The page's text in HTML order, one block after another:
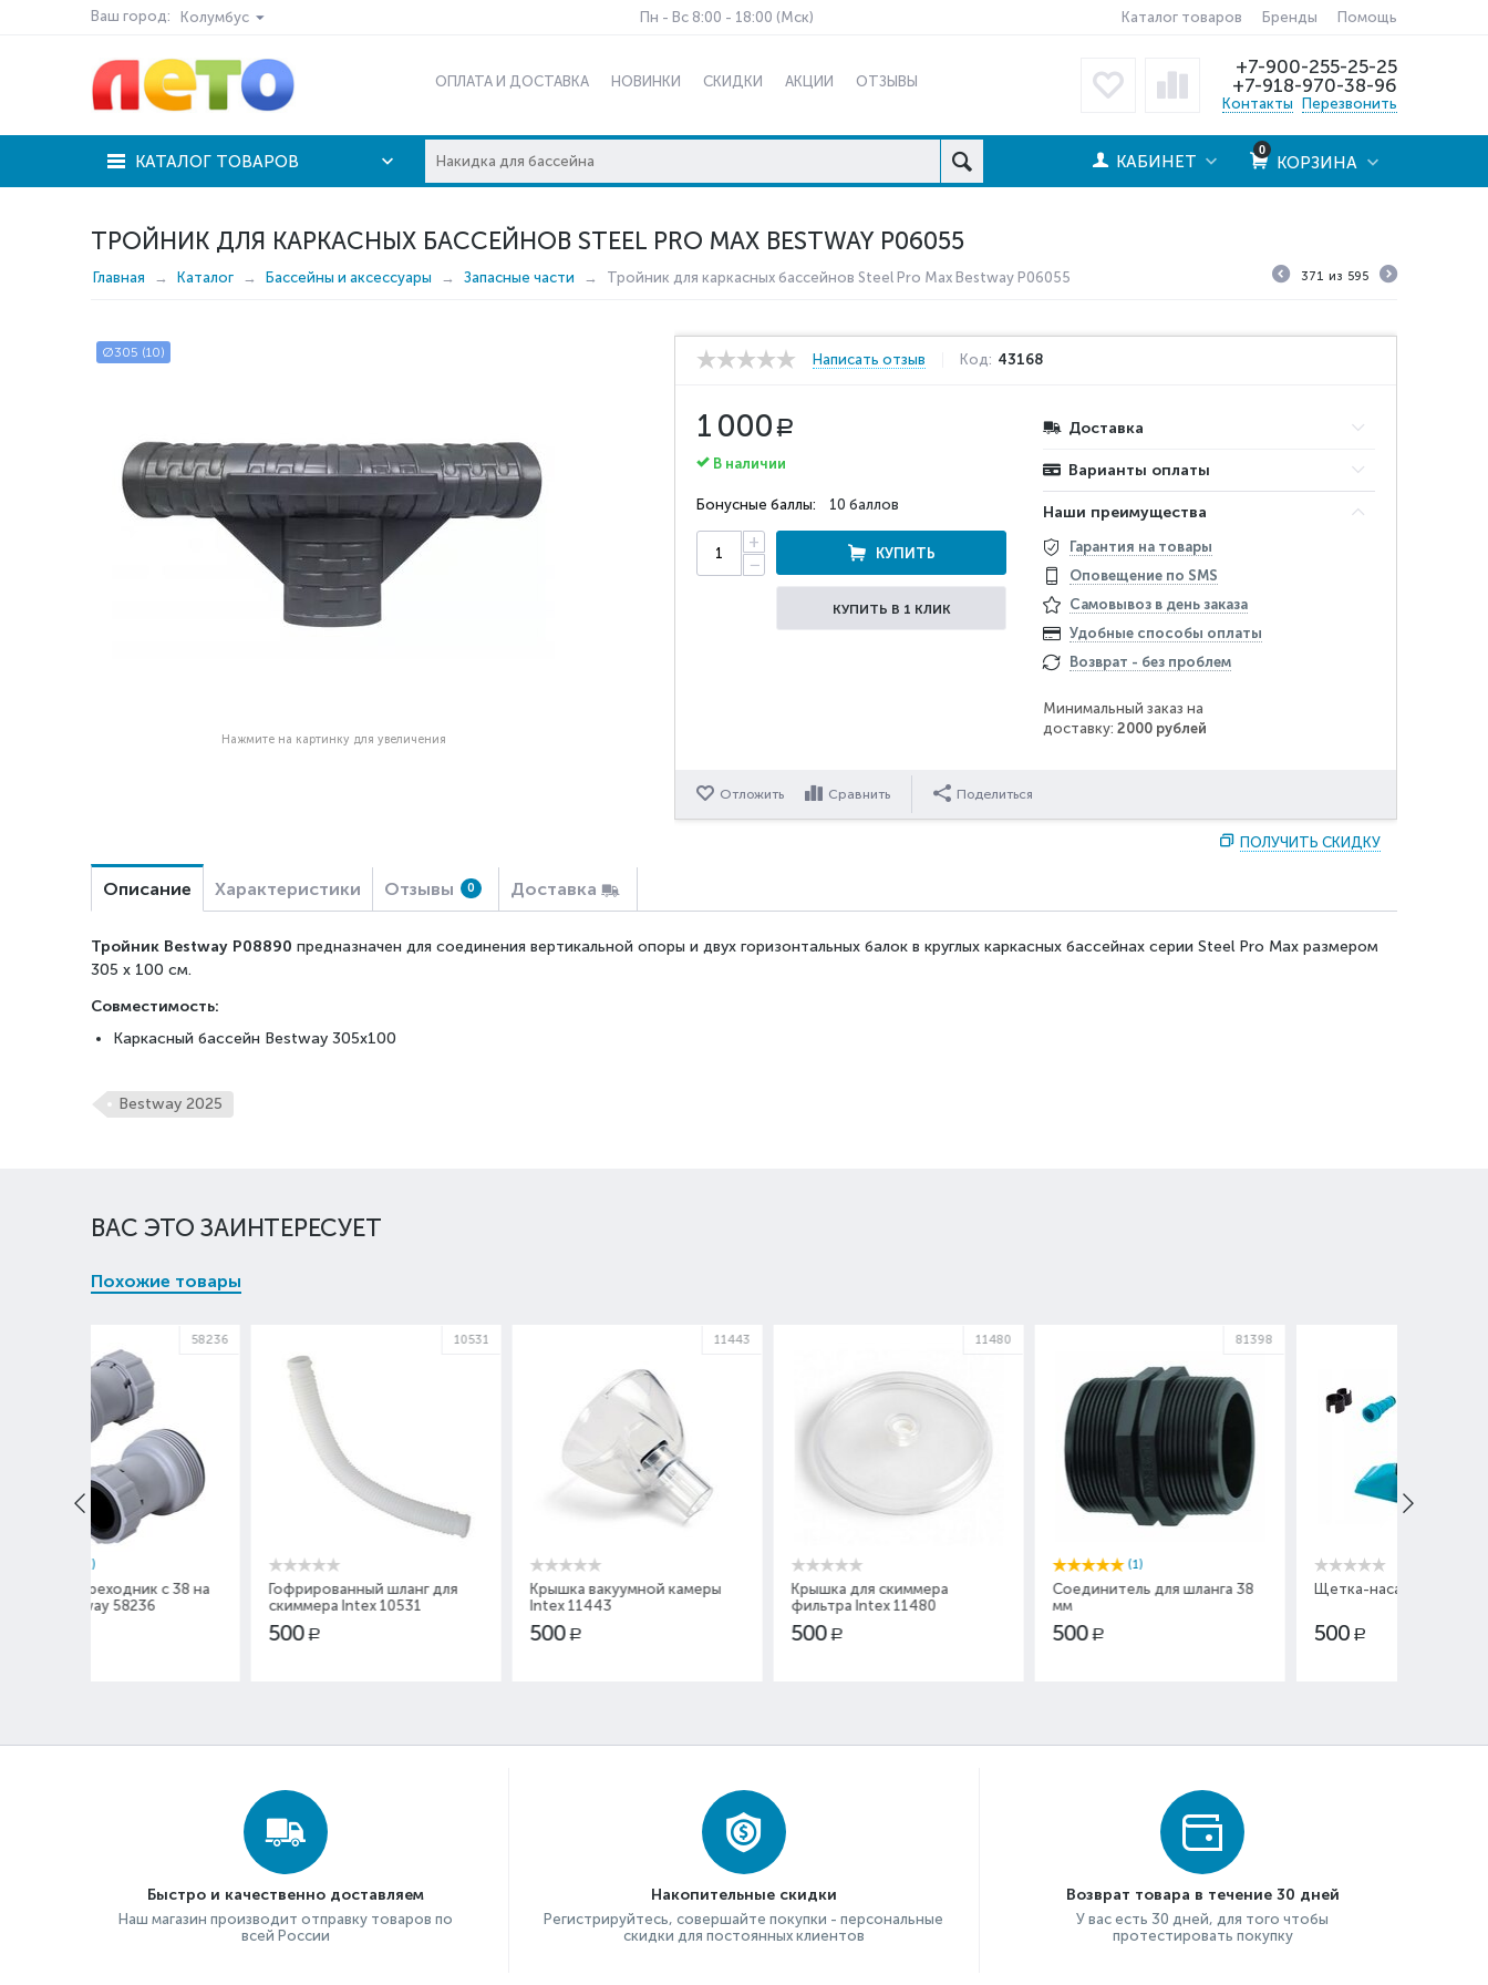
Ваш город: Колумбус Пн - Вс 8:00 - 18:00 (Мск) Каталог товаров Бренды Помощь
ОПЛАТА И ДОСТАВКА НОВИНКИ СКИДКИ АКЦИИ ОТЗЫВЫ
+7-900-255-25-25
+7-918-970-38-96
Контакты Перезвонить
КАТАЛОГ ТОВАРОВ
0
КОРЗИНА
КАБИНЕТ
ТРОЙНИК ДЛЯ КАРКАСНЫХ БАССЕЙНОВ STEEL PRO MAX BESTWAY P06055
Главная Каталог Бассейны и аксессуары Запасные части Тройник для каркасных бассейнов Steel Pro Max Bestway P06055 371 из 595
Ø305 (10)
Нажмите на картинку для увеличения
Написать отзыв Код: 43168
1 000 Р
В наличии
Бонусные баллы: 10 баллов
+
−
КУПИТЬ
КУПИТЬ В 1 КЛИК
Доставка
Варианты оплаты
Наши преимущества
Гарантия на товары
Оповещение по SMS
Самовывоз в день заказа
Удобные способы оплаты
Возврат - без проблем
Минимальный заказ на
доставку:2000 рублей
Отложить Сравнить Поделиться
ПОЛУЧИТЬ СКИДКУ
Описание Характеристики Отзывы 0 Доставка
Тройник Bestway P08890 предназначен для соединения вертикальной опоры и двух горизонтальных балок в круглых каркасных бассейнах серии Steel Pro Max размером
305 х 100 см.
Совместимость:
Каркасный бассейн Bestway 305x100
Bestway 2025
ВАС ЭТО ЗАИНТЕРЕСУЕТ
Похожие товары
Гофрированный шланг для
скиммера Intex 10531
Крышка вакуумной камеры
Intex 11443
Крышка для скиммера
Соединитель для шланга 38
мм
Щетка-насадка Intex 11191
Быстро и качественно доставляем
Наш магазин производит отправку товаров по
всей России
Накопительные скидки
Регистрируйтесь, совершайте покупки - персональные
скидки для постоянных клиентов
Возврат товара в течение 30 дней
У вас есть 30 дней, для того чтобы
протестировать покупку